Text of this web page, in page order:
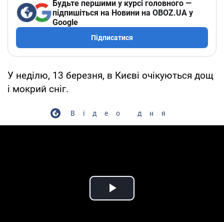
Будьте першими у курсі головного —
підпишіться на Новини на OBOZ.UA у
Google
Підписатися
У неділю, 13 березня, в Києві очікуються дощ
і мокрий сніг.
Відео дня
Play Video